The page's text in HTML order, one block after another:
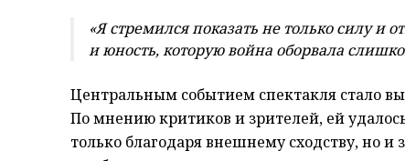
«Я стремился показать не только силу и
и юность, которую война оборвала
Центральным событием спектакля стало
По мнению критиков и зрителей, ей
только благодаря внешнему сходству, но